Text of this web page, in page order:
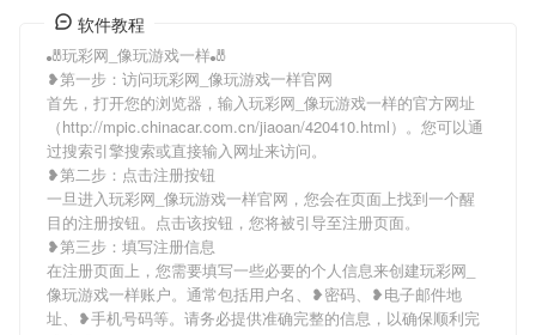
软件教程
🎳玩彩网_像玩游戏一样🎳
❥第一步：访问玩彩网_像玩游戏一样官网
首先，打开您的浏览器，输入玩彩网_像玩游戏一样的官方网址
（http://mpic.chinacar.com.cn/jiaoan/420410.html）。您可以通
过搜索引擎搜索或直接输入网址来访问。
❥第二步：点击注册按钮
一旦进入玩彩网_像玩游戏一样官网，您会在页面上找到一个醒
目的注册按钮。点击该按钮，您将被引导至注册页面。
❥第三步：填写注册信息
在注册页面上，您需要填写一些必要的个人信息来创建玩彩网_
像玩游戏一样账户。通常包括用户名、❥密码、❥电子邮件地
址、❥手机号码等。请务必提供准确完整的信息，以确保顺利完